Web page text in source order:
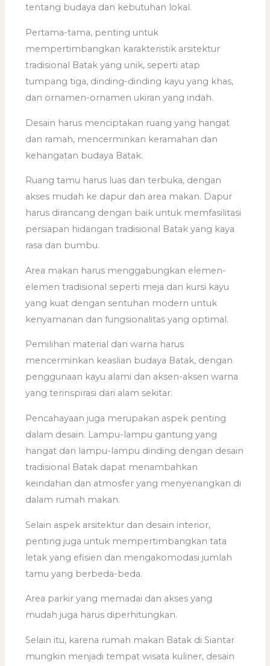
tentang budaya dan kebutuhan lokal.
Pertama-tama, penting untuk
mempertimbangkan karakteristik arsitektur
tradisional Batak yang unik, seperti atap
tumpang tiga, dinding-dinding kayu yang khas,
dan ornamen-ornamen ukiran yang indah.
Desain harus menciptakan ruang yang hangat
dan ramah, mencerminkan keramahan dan
kehangatan budaya Batak.
Ruang tamu harus luas dan terbuka, dengan
akses mudah ke dapur dan area makan. Dapur
harus dirancang dengan baik untuk memfasilitasi
persiapan hidangan tradisional Batak yang kaya
rasa dan bumbu.
Area makan harus menggabungkan elemen-
elemen tradisional seperti meja dan kursi kayu
yang kuat dengan sentuhan modern untuk
kenyamanan dan fungsionalitas yang optimal.
Pemilihan material dan warna harus
mencerminkan keaslian budaya Batak, dengan
penggunaan kayu alami dan aksen-aksen warna
yang terinspirasi dari alam sekitar.
Pencahayaan juga merupakan aspek penting
dalam desain. Lampu-lampu gantung yang
hangat dan lampu-lampu dinding dengan desain
tradisional Batak dapat menambahkan
keindahan dan atmosfer yang menyenangkan di
dalam rumah makan.
Selain aspek arsitektur dan desain interior,
penting juga untuk mempertimbangkan tata
letak yang efisien dan mengakomodasi jumlah
tamu yang berbeda-beda.
Area parkir yang memadai dan akses yang
mudah juga harus diperhitungkan.
Selain itu, karena rumah makan Batak di Siantar
mungkin menjadi tempat wisata kuliner, desain